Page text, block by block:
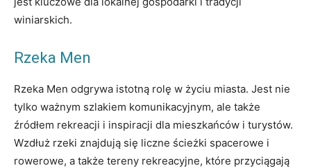
winiarskich.
Rzeka Men
Rzeka Men odgrywa istotną rolę w życiu miasta. Jest nie
tylko ważnym szlakiem komunikacyjnym, ale także
źródłem rekreacji i inspiracji dla mieszkańców i turystów.
Wzdłuż rzeki znajdują się liczne ścieżki spacerowe i
rowerowe, a także tereny rekreacyjne, które przyciągają